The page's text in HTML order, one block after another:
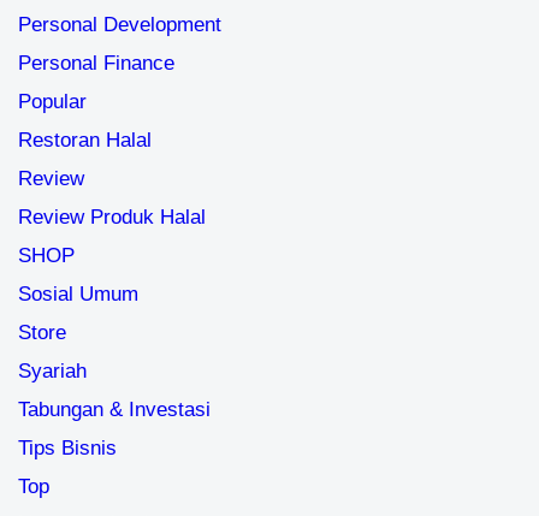
Personal Development
Personal Finance
Popular
Restoran Halal
Review
Review Produk Halal
SHOP
Sosial Umum
Store
Syariah
Tabungan & Investasi
Tips Bisnis
Top